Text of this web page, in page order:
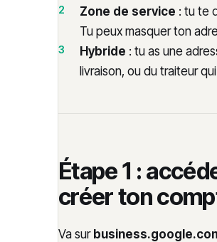
Zone de service : tu te
Tu peux masquer ton
Hybride : tu as une
livraison, ou du traiteur
Étape 1 :
créer ton
Va sur